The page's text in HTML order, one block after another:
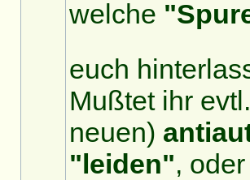
welche
euch
Mußtet ihr
neuen)
"leiden",